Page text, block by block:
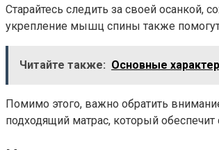
Старайтесь следить за своей осанкой,
укрепление мышц спины также помогут
Читайте также: Основные
Помимо этого, важно обратить
подходящий матрас, который